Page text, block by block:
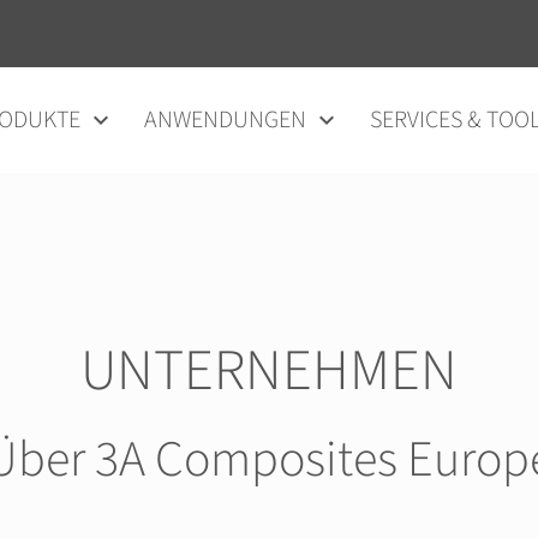
ANWENDUNGEN SERVICES &
UNTERNEHMEN
3A Composites